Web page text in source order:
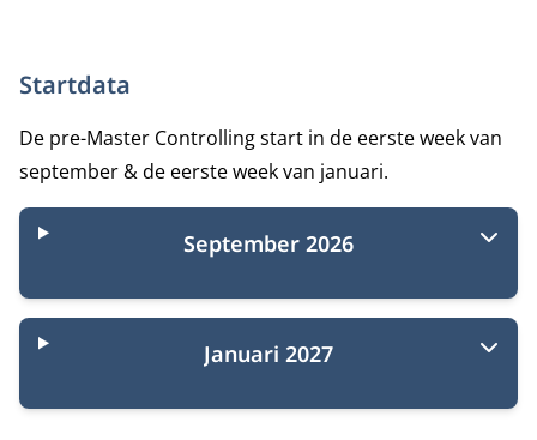
Startdata
De pre-Master Controlling start in de eerste week van
september & de eerste week van januari.
September 2026
Januari 2027